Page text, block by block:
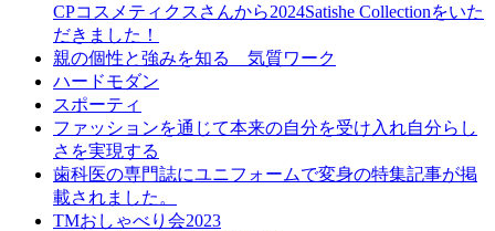
CPコスメティクスさんから2024Satishe Collectionをいた
だきました！
親の個性と強みを知る 気質ワーク
ハードモダン
スポーティ
ファッションを通じて本来の自分を受け入れ自分らし
さを実現する
歯科医の専門誌にユニフォームで変身の特集記事が掲
載されました。
TMおしゃべり会2023